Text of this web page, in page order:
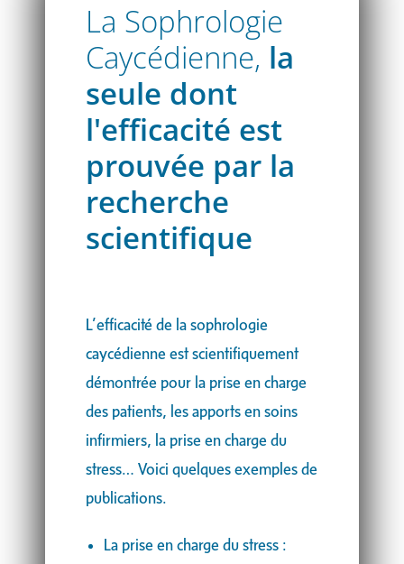
La Sophrologie
Caycédienne, la
seule dont
l'efficacité est
prouvée par la
recherche
scientifique
L’efficacité de la sophrologie
caycédienne est scientifiquement
démontrée pour la prise en charge
des patients, les apports en soins
infirmiers, la prise en charge du
stress… Voici quelques exemples de
publications.
La prise en charge du stress :